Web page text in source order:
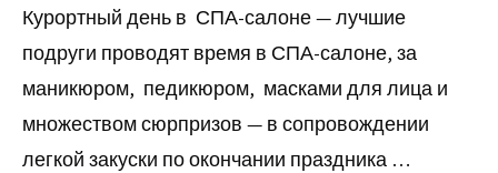
Курортный день в СПА-салоне — лучшие
подруги проводят время в СПА-салоне, за
маникюром, педикюром, масками для лица и
множеством сюрпризов — в сопровождении
легкой закуски по окончании праздника …